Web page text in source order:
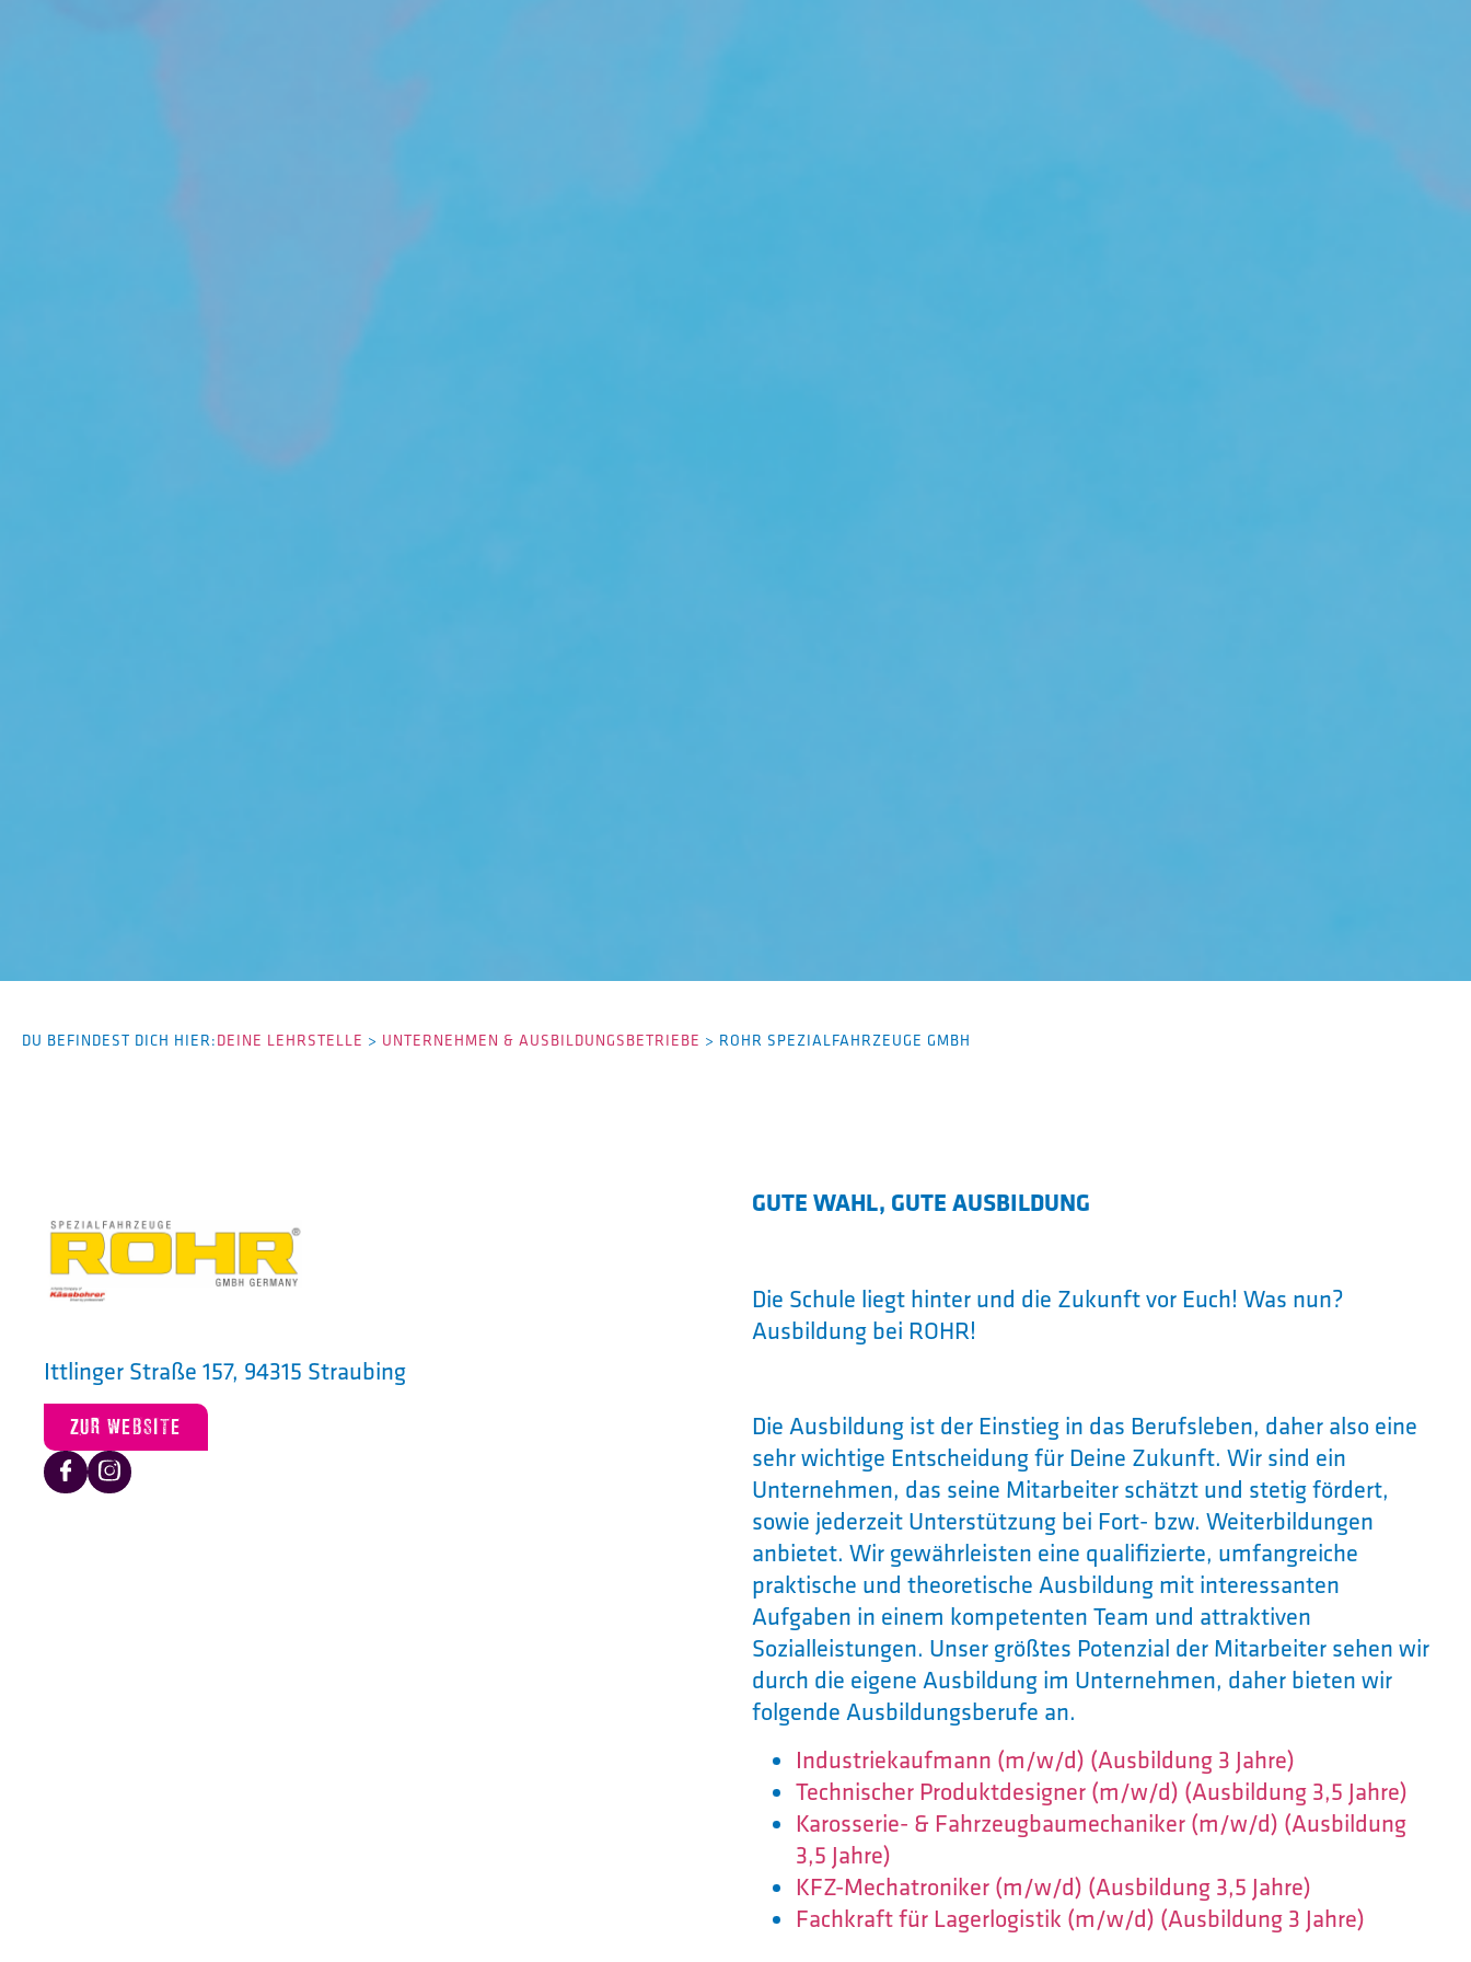
DU BEFINDEST DICH HIER:DEINE LEHRSTELLE > UNTERNEHMEN & AUSBILDUNGSBETRIEBE > ROHR SPEZIALFAHRZEUGE GMBH
Ittlinger Straße 157, 94315 Straubing
ZUR WEBSITE
GUTE WAHL, GUTE AUSBILDUNG
Die Schule liegt hinter und die Zukunft vor Euch! Was nun?
Ausbildung bei ROHR!
Die Ausbildung ist der Einstieg in das Berufsleben, daher also eine
sehr wichtige Entscheidung für Deine Zukunft. Wir sind ein
Unternehmen, das seine Mitarbeiter schätzt und stetig fördert,
sowie jederzeit Unterstützung bei Fort- bzw. Weiterbildungen
anbietet. Wir gewährleisten eine qualifizierte, umfangreiche
praktische und theoretische Ausbildung mit interessanten
Aufgaben in einem kompetenten Team und attraktiven
Sozialleistungen. Unser größtes Potenzial der Mitarbeiter sehen wir
durch die eigene Ausbildung im Unternehmen, daher bieten wir
folgende Ausbildungsberufe an.
Industriekaufmann (m/w/d) (Ausbildung 3 Jahre)
Technischer Produktdesigner (m/w/d) (Ausbildung 3,5 Jahre)
Karosserie- & Fahrzeugbaumechaniker (m/w/d) (Ausbildung
3,5 Jahre)
KFZ-Mechatroniker (m/w/d) (Ausbildung 3,5 Jahre)
Fachkraft für Lagerlogistik (m/w/d) (Ausbildung 3 Jahre)